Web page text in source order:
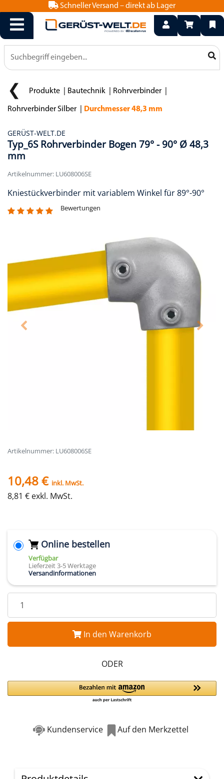
Schneller Versand – direkt ab Lager
0800 15 50 550
info@geruest-welt.de
Produkte Bautechnik Rohrverbinder
Rohrverbinder Silber Durchmesser 48,3 mm
GERÜST-WELT.DE
Typ_6S Rohrverbinder Bogen 79° - 90° Ø 48,3
mm
Artikelnummer: LU608006SE
Kniestückverbinder mit variablem Winkel für 89°-90°
Bewertungen
Artikelnummer: LU608006SE
10,48 € inkl. MwSt.
8,81 € exkl. MwSt.
Online bestellen
Verfügbar
Lieferzeit 3-5 Werktage
Versandinformationen
In den Warenkorb
ODER
Kundenservice Auf den Merkzettel